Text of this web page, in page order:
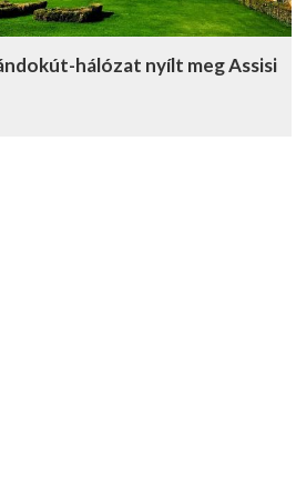
hálózat nyílt meg Assisi